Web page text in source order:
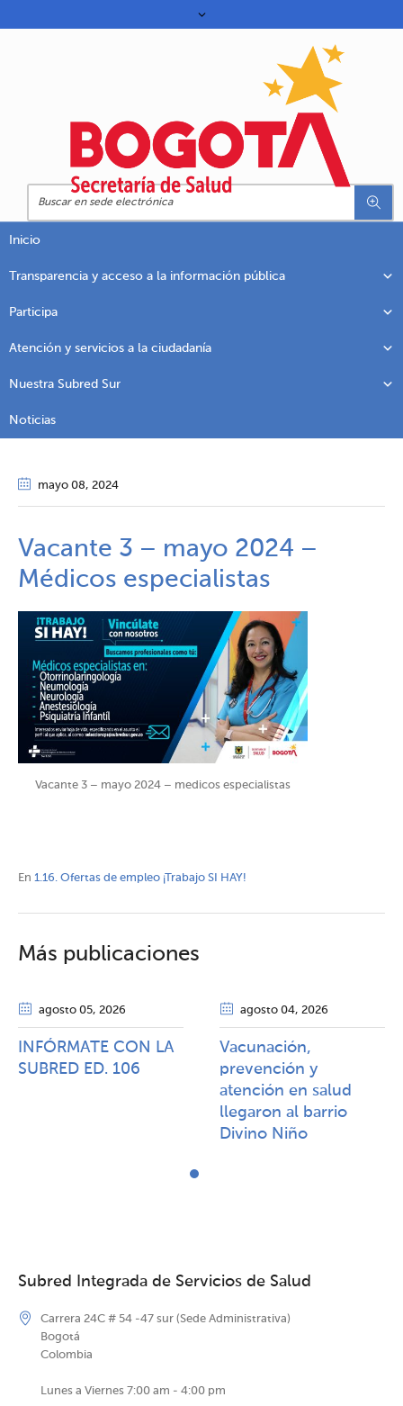
Inicio
Transparencia y acceso a la información pública
Participa
Atención y servicios a la ciudadanía
Nuestra Subred Sur
Noticias
mayo 08, 2024
Vacante 3 – mayo 2024 –
Médicos especialistas
Vacante 3 – mayo 2024 – medicos especialistas
En 1.16. Ofertas de empleo ¡Trabajo SI HAY!
Más publicaciones
agosto 05, 2026
INFÓRMATE CON LA
SUBRED ED. 106
agosto 04, 2026
Vacunación,
prevención y
atención en salud
llegaron al barrio
Divino Niño
Subred Integrada de Servicios de Salud
Carrera 24C # 54 -47 sur (Sede Administrativa)
Bogotá
Colombia
Lunes a Viernes 7:00 am - 4:00 pm